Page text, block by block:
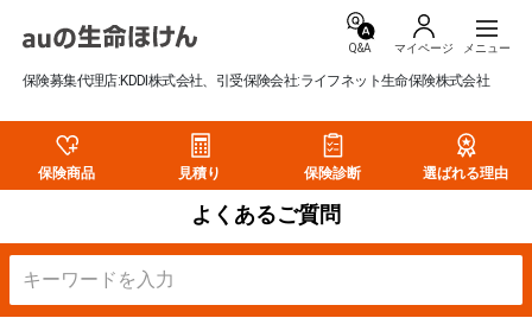
Q&A マイページ
保険募集代理店:KDDI株式会社、引受保険会社:ライフネット生命保険株式会社
保険商品 見積り 保険診断 選ばれる理由
よくあるご質問